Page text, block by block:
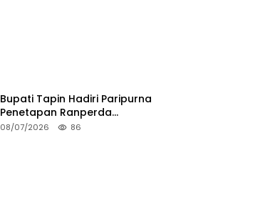
Bupati Tapin Hadiri Paripurna
Penetapan Ranperda
Perubahan Perangkat Daerah
08/07/2026 86